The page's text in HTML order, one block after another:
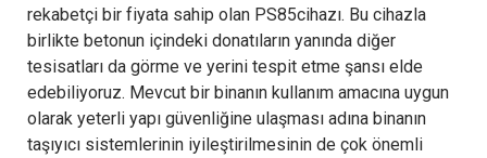
rekabetçi bir fiyata sahip olan PS85cihazı. Bu cihazla
birlikte betonun içindeki donatıların yanında diğer
tesisatları da görme ve yerini tespit etme şansı elde
edebiliyoruz. Mevcut bir binanın kullanım amacına uygun
olarak yeterli yapı güvenliğine ulaşması adına binanın
taşıyıcı sistemlerinin iyileştirilmesinin de çok önemli